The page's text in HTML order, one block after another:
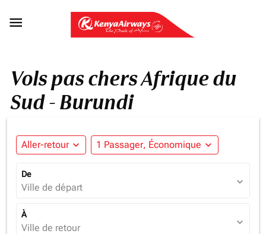

Vols pas chers Afrique du
Sud - Burundi
Aller-retour expand_more 1 Passager, Économique expand_more
De
Ville de départ expand_more
À
Ville de retour expand_more